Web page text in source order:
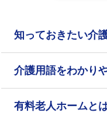
会社概要
介護用語をわかり
有料老人ホームと
意外と知らない介
知っておきたい介
介護用語をわかり
有料老人ホームと